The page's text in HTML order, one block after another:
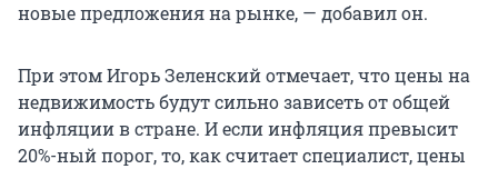
новые предложения на рынке, — добавил он.
При этом Игорь Зеленский отмечает, что цены на
недвижимость будут сильно зависеть от общей
инфляции в стране. И если инфляция превысит
20%-ный порог, то, как считает специалист, цены